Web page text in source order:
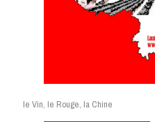
le Vin, le Rouge, la Chine